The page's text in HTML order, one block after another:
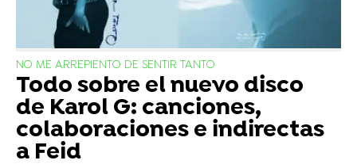
NO ME ARREPIENTO DE SENTIR TANTO
Todo sobre el nuevo disco
de Karol G: canciones,
colaboraciones e indirectas
a Feid